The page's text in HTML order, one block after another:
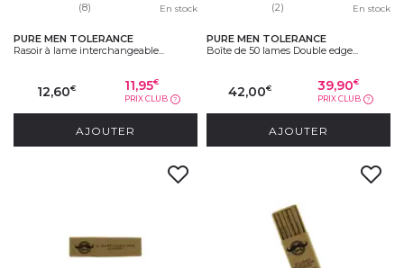
(8) En stock
PURE MEN TOLERANCE
Rasoir à lame interchangeable...
12,60€ 11,95€
PRIX CLUB ?
AJOUTER
(2) En stock
PURE MEN TOLERANCE
Boîte de 50 lames Double edge...
42,00€ 39,90€
PRIX CLUB ?
AJOUTER